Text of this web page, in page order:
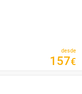
desde
157€